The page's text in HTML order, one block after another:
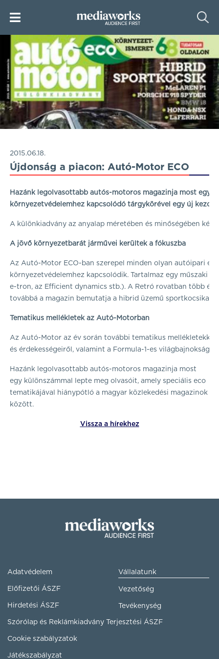
2015.06.18.
Újdonság a piacon: Autó-Motor ECO
Hazánk legolvasottabb autós-motoros magazinja most egy
környezetvédelemhez kapcsolódó tárgykörével egy új
A különkiadvány az anyalap méretében és minőségében
A jövő környezetbarát járművei kerültek a fókuszba
Az Autó-Motor ECO-ban szerepel minden olyan autóipari és
környezetvédelemhez kapcsolódik. Tartalmaz egy műszaki
e-tron, az Efficient dynamics stb.). A Retró rovatban több
továbbá a magazin bemutatja a hibrid üzemű
Tematikus mellékletek az Autó-Motorban
Az Autó-Motor az év során további tematikus
és érdekességeiről, valamint a Formula-1-es
Hazánk legolvasottabb autós-motoros magazinja most
egy különszámmal lepte meg olvasóit, amely speciális eco
tematikájával hiánypótló a magyar közlekedési magazinok
között.
Vissza a hírekhez
Adatvédelem
Előfizetői ÁSZF
Hirdetési ÁSZF
Szórólap és Reklámkiadvány Terjesztési ÁSZF
Cookie szabályzatok
Játékszabályzat
Vállalatunk
Vezetőség
Tevékenység